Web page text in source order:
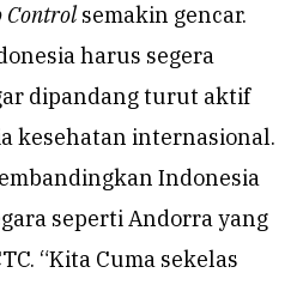
Controlsemakin gencar.
harus segera
dipandang turut aktif
kesehatan internasional.
Indonesia
seperti Andorra yang
“Kita Cuma sekelas